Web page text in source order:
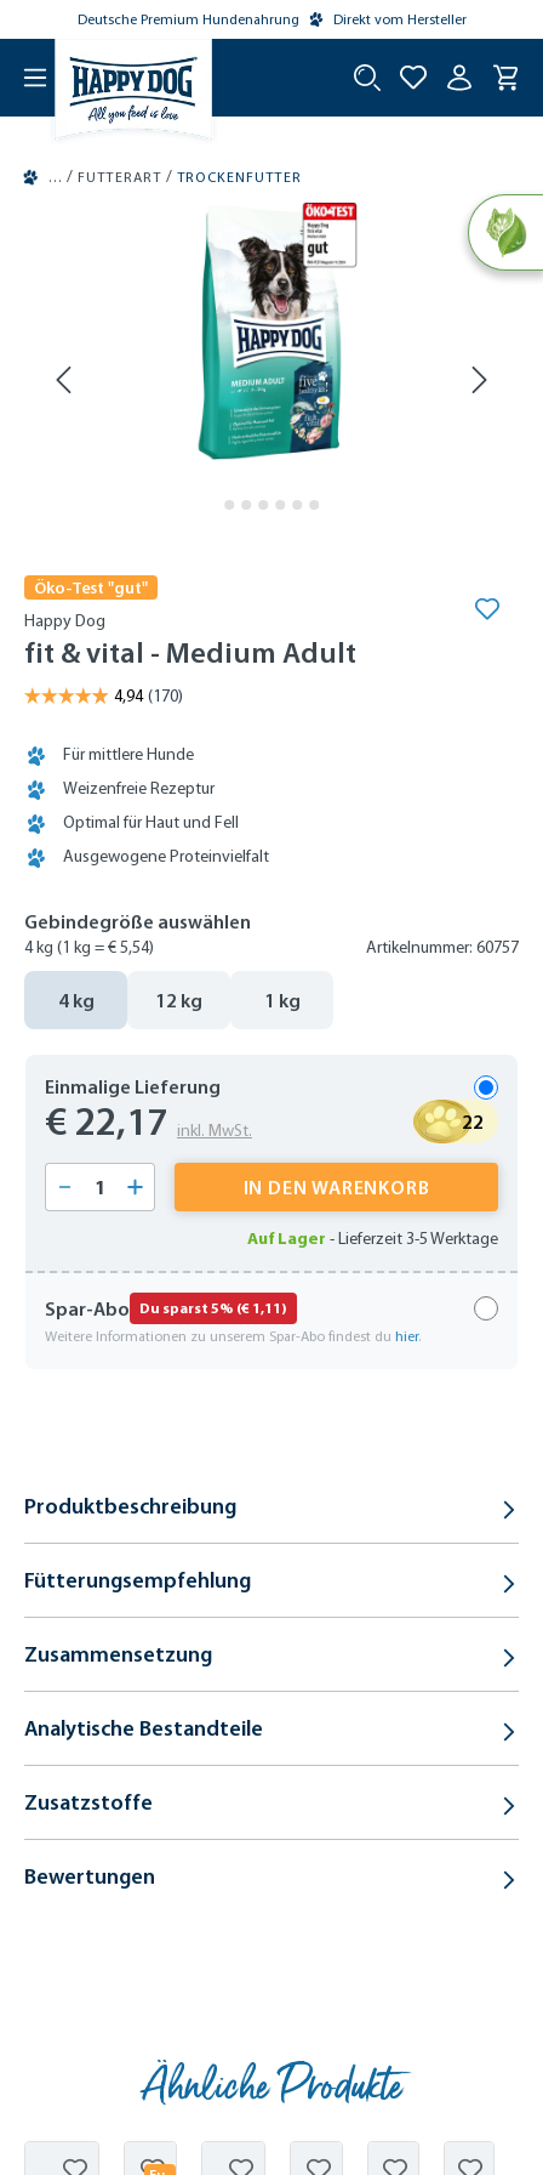
springen
Deutsche Premium Hundenahrung Direkt vom Hersteller
/ FUTTERART / TROCKENFUTTER
Öko-Test "gut"
Happy Dog
fit & vital - Medium Adult
Für mittlere Hunde
Weizenfreie Rezeptur
Optimal für Haut und Fell
Ausgewogene Proteinvielfalt
Gebindegröße auswählen
4 kg (1 kg = € 5,54) Artikelnummer: 60757
4 kg 12 kg 1 kg
Einmalige Lieferung
€ 22,17 inkl. MwSt. 22
Produkt Anzahl: Gib den gewünschten
IN DEN WARENKORB
Auf Lager -Lieferzeit 3-5 Werktage
Spar-Abo Du sparst 5% (€ 1,11)
Weitere Informationen zu unserem Spar-Abo findest du hier.
Produktbeschreibung
Fütterungsempfehlung
Zusammensetzung
Analytische Bestandteile
Zusatzstoffe
Bewertungen
Ähnliche Produkte